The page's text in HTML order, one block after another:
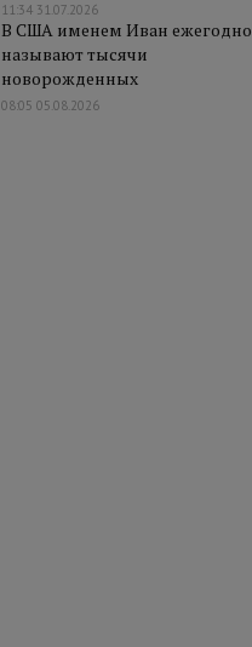
11:34 31.07.2026
В США именем Иван ежегодно
называют тысячи
новорожденных
08:05 05.08.2026